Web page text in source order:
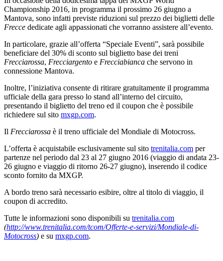
Championship 2016, in programma il prossimo 26 giugno a
Mantova, sono infatti previste riduzioni sul prezzo dei biglietti delle
Frecce dedicate agli appassionati che vorranno assistere all’evento.
In particolare, grazie all’offerta “Speciale Eventi”, sarà possibile
beneficiare del 30% di sconto sul biglietto base dei treni
Frecciarossa, Frecciargento e Frecciabianca che servono in
connessione Mantova.
Inoltre, l’iniziativa consente di ritirare gratuitamente il programma
ufficiale della gara presso lo stand all’interno del circuito,
presentando il biglietto del treno ed il coupon che è possibile
richiedere sul sito mxgp.com.
Il Frecciarossa è il treno ufficiale del Mondiale di Motocross.
L’offerta è acquistabile esclusivamente sul sito trenitalia.com per
partenze nel periodo dal 23 al 27 giugno 2016 (viaggio di andata 23-
26 giugno e viaggio di ritorno 26-27 giugno), inserendo il codice
sconto fornito da MXGP.
A bordo treno sarà necessario esibire, oltre al titolo di viaggio, il
coupon di accredito.
Tutte le informazioni sono disponibili su trenitalia.com
(http://www.trenitalia.com/tcom/Offerte-e-servizi/Mondiale-di-
Motocross) e su mxgp.com.